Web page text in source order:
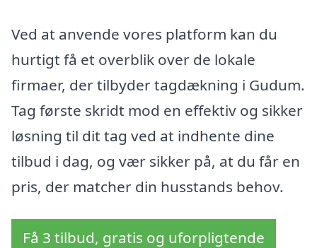
Ved at anvende vores platform kan du
hurtigt få et overblik over de lokale
firmaer, der tilbyder tagdækning i Gudum.
Tag første skridt mod en effektiv og sikker
løsning til dit tag ved at indhente dine
tilbud i dag, og vær sikker på, at du får en
pris, der matcher din husstands behov.
Få 3 tilbud, gratis og uforpligtende